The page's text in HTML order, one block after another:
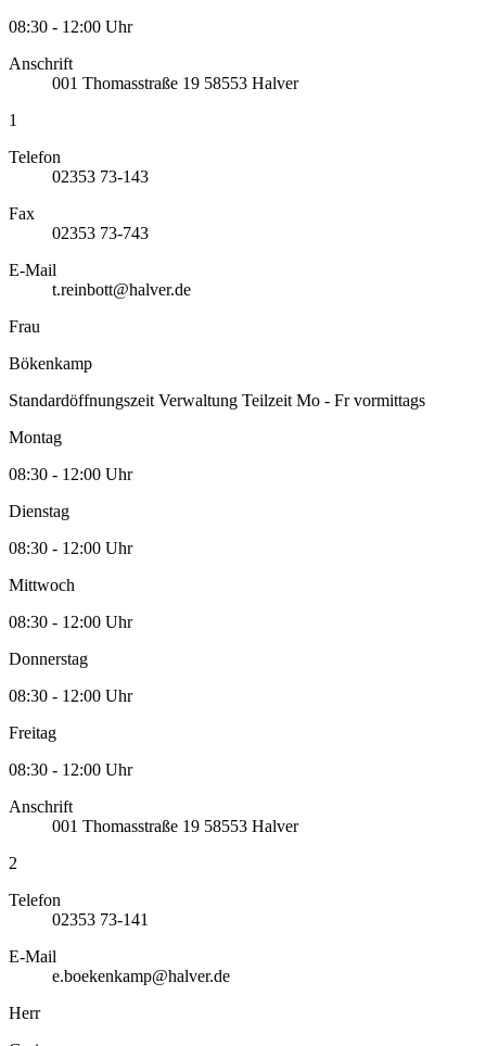
08:30 - 12:00 Uhr
Anschrift
001 Thomasstraße 19 58553 Halver
1
Telefon
02353 73-143
Fax
02353 73-743
E-Mail
t.reinbott@halver.de
Frau
Bökenkamp
Standardöffnungszeit Verwaltung Teilzeit Mo - Fr vormittags
Montag
08:30 - 12:00 Uhr
Dienstag
08:30 - 12:00 Uhr
Mittwoch
08:30 - 12:00 Uhr
Donnerstag
08:30 - 12:00 Uhr
Freitag
08:30 - 12:00 Uhr
Anschrift
001 Thomasstraße 19 58553 Halver
2
Telefon
02353 73-141
E-Mail
e.boekenkamp@halver.de
Herr